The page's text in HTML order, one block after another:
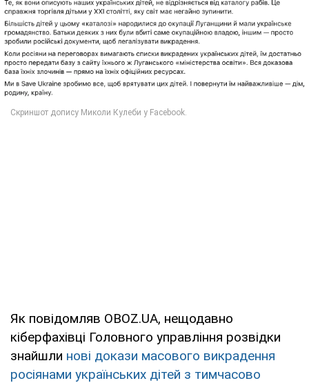
Як повідомляв OBOZ.UA, нещодавно
кіберфахівці Головного управління розвідки
знайшли нові докази масового викрадення
росіянами українських дітей з тимчасово